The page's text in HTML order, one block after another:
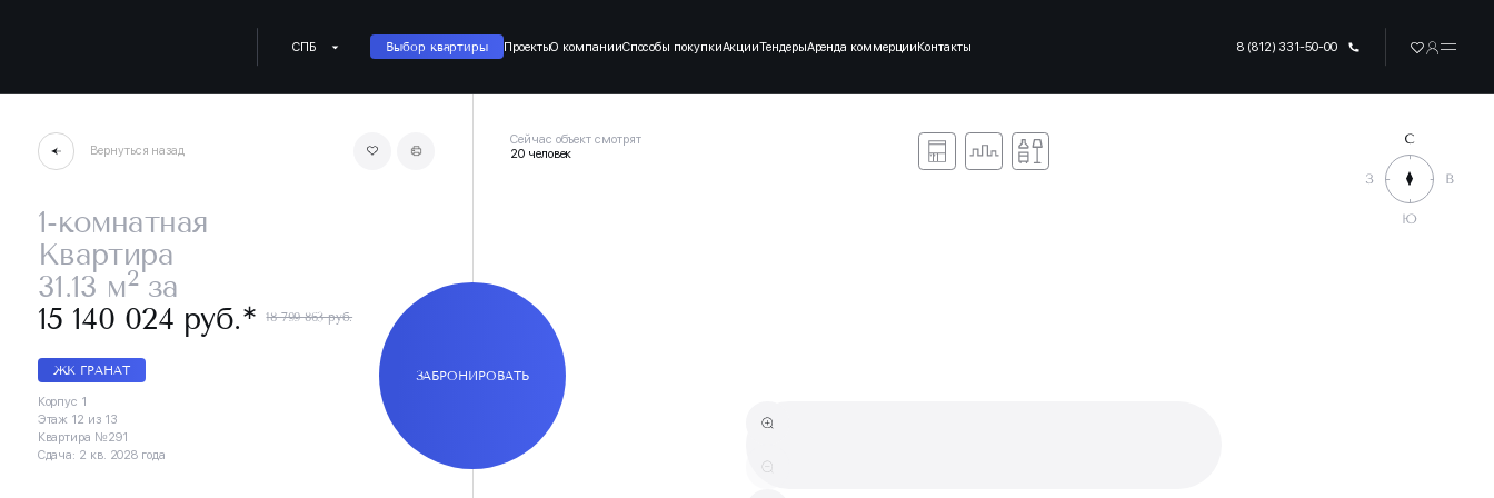
СПБ Выбор квартиры ПроектыО компанииСпособы покупкиАкцииТендерыАренда коммерцииКонтакты 8 (812) 331-50-00
Вернуться назад
1-комнатная
Квартира
31.13 м2за
15 140 024 руб.∗ 18 799 863 руб.
ЖК ГРАНАТ
Корпус 1
Этаж 12 из 13
Квартира №291
Сдача: 2 кв. 2028 года
ЗАБРОНИРОВАТЬ
Сейчас объект смотрят
20 человек